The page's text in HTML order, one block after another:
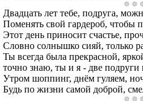
Двадцать лет тебе, подруга,
Поменять свой гардероб, чтобы
Этот день приносит счастье,
Словно солнышко сияй, только
Ты всегда была прекрасной,
точно знаю, ты и я - две подруги
Утром шоппинг, днём гуляем,
Будь по жизни самой доброй,